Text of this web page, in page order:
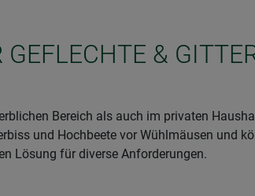
&
Bereich als auch im privaten
und Hochbeete vor Wühlmäusen und
Lösung für diverse Anforderungen.